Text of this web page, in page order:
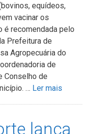
equídeos,
vacinar os
é recomendada pelo
Prefeitura de
Agropecuária do
de
Conselho de
… Ler mais
lança